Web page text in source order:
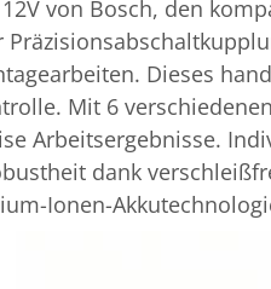
12V von Bosch, den
Dieses
Mit 6
Arbeitsergebnisse.
dank
Ionen-